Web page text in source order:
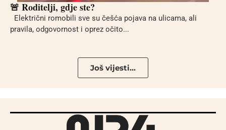
🚨 Roditelji, gdje ste?
Električni romobili sve su češća pojava na ulicama, ali
pravila, odgovornost i oprez očito...
Još vijesti...